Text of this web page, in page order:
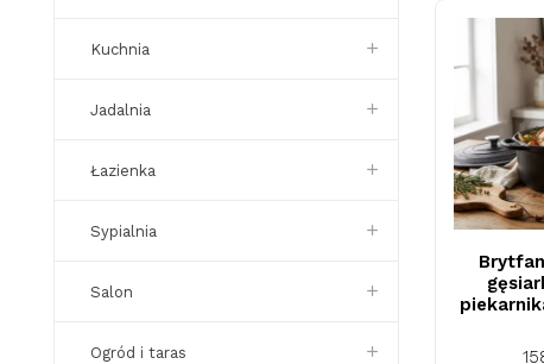
Kuchnia
Jadalnia
Łazienka
Sypialnia
Salon
Ogród i taras